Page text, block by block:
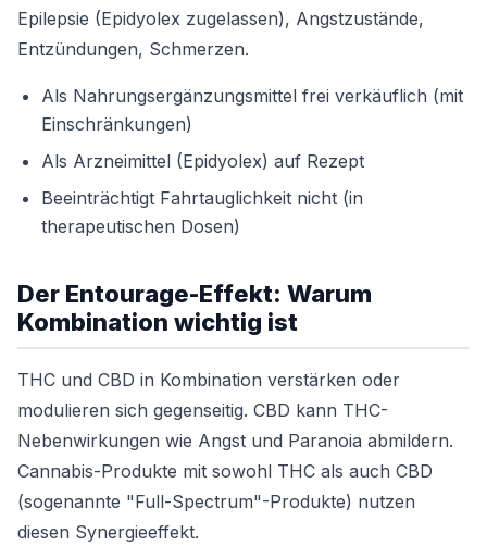
Epilepsie (Epidyolex zugelassen), Angstzustände,
Entzündungen, Schmerzen.
Als Nahrungsergänzungsmittel frei verkäuflich (mit
Einschränkungen)
Als Arzneimittel (Epidyolex) auf Rezept
Beeinträchtigt Fahrtauglichkeit nicht (in
therapeutischen Dosen)
Der Entourage-Effekt: Warum
Kombination wichtig ist
THC und CBD in Kombination verstärken oder
modulieren sich gegenseitig. CBD kann THC-
Nebenwirkungen wie Angst und Paranoia abmildern.
Cannabis-Produkte mit sowohl THC als auch CBD
(sogenannte "Full-Spectrum"-Produkte) nutzen
diesen Synergieeffekt.